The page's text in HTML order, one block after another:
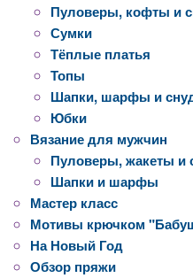
Пуловеры, кофты и
Сумки
Тёплые платья
Топы
Шапки, шарфы и
Юбки
Вязание для мужчин
Пуловеры, жакеты и
Шапки и шарфы
Мастер класс
Мотивы крючком
На Новый Год
Обзор пряжи